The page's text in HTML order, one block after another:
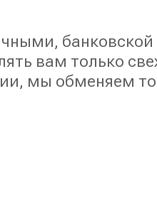
вам только
мы обменяем